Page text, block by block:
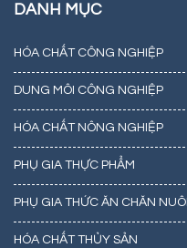
DANH MỤC
HÓA CHẤT CÔNG NGHIỆP
DUNG MÔI CÔNG NGHIỆP
HÓA CHẤT NÔNG NGHIỆP
PHỤ GIA THỰC PHẨM
PHỤ GIA THỨC ĂN CHĂN NUÔI
HÓA CHẤT THỦY SẢN